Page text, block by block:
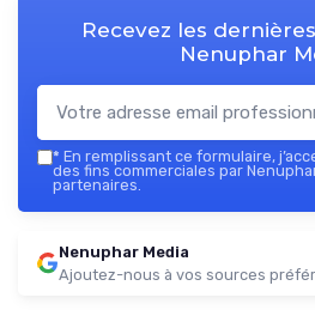
Recevez les
Nenuphar
* En remplissant ce formulaire,
des fins commerciales par
partenaires.
Nenuphar Media
Ajoutez-nous à vos sources